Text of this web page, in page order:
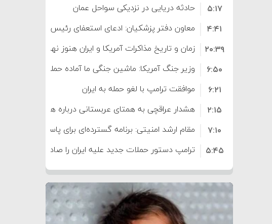
حادثه دریایی در نزدیکی سواحل عمان
۵:۱۷
معاون دفتر پزشکیان: ادعای استعفای رئیس‌جمهور واهی
است
۴:۴۱
زمان و تاریخ مذاکرات آمریکا و ایران هنوز نهایی نشده است
۲۰:۳۹
وزیر جنگ آمریکا: ماشین جنگی ما آماده حمله نظامی علیه
۶:۵۰
موافقت ترامپ با لغو حمله به ایران
۶:۲۱
هشدار عراقچی به همتای عربستانی درباره همراهی با آمریکا
۲:۱۵
مقام ارشد امنیتی: برنامه گسترده‌ای برای پاسخ به دیوانگی
۷:۱۰
ترامپ دستور حملات جدید علیه ایران را صادر کرد
۵:۴۵
سپاه: دو نفتکش متخلف مورد اصابت قرار گرفته و متوقف
۱۲:۵۹
ترامپ مدعی توافق تاریخی برای خلع سلاح کامل حماس شد
۸:۵۷
اعتراض عراقچی به همتای بلغارستانی به دلیل کمک به
۱۶:۱۹